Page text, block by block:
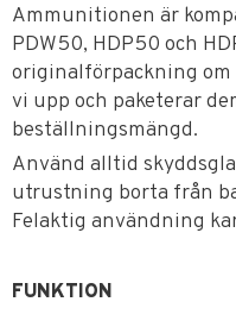
Ammunitionen är
PDW50, HDP50 och
originalförpackning om
vi upp och paketerar
beställningsmängd.
Använd alltid
utrustning borta från
Felaktig användning
FUNKTION